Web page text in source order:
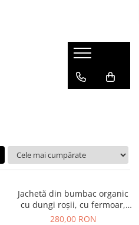
Jachetă din bumbac organic
cu dungi roșii, cu fermoar,
pentru copii
280,00 RON